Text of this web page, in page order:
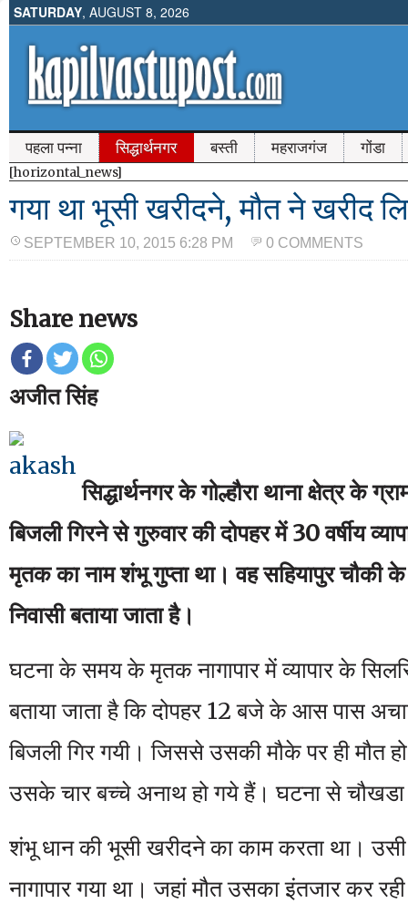
SATURDAY, AUGUST 8, 2026
पहला पन्ना सिद्धार्थनगर बस्ती महराजगंज गोंडा
[horizontal_news]
गया था भूसी खरीदने, मौत ने खरीद
SEPTEMBER 10, 2015 6:28 PM 0 COMMENTS
Share news
अजीत सिंह
सिद्धार्थनगर के गोल्हौरा थाना क्षेत्र के
बिजली गिरने से गुरुवार की दोपहर में 30 वर्षीय
मृतक का नाम शंभू गुप्ता था। वह सहियापुर चौकी
निवासी बताया जाता है।
घटना के समय के मृतक नागापार में व्यापार के
बताया जाता है कि दोपहर 12 बजे के आस पास
बिजली गिर गयी। जिससे उसकी मौके पर ही मौत
उसके चार बच्चे अनाथ हो गये हैं। घटना से
शंभू धान की भूसी खरीदने का काम करता था।
नागापार गया था। जहां मौत उसका इंतजार कर